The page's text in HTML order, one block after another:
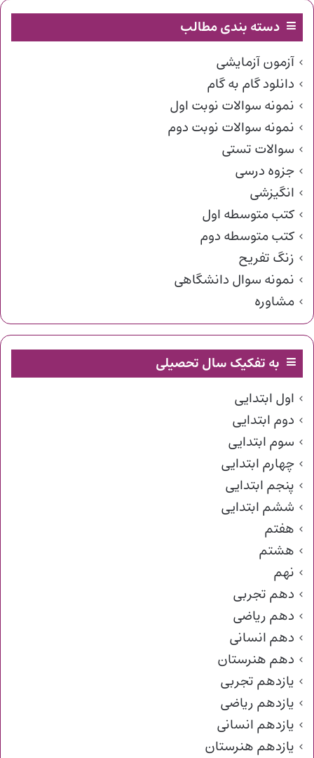
دسته بندی مطالب
آزمون آزمایشی
دانلود گام به گام
نمونه سوالات نوبت اول
نمونه سوالات نوبت دوم
سوالات تستی
جزوه درسی
انگیزشی
کتب متوسطه اول
کتب متوسطه دوم
زنگ تفریح
نمونه سوال دانشگاهی
مشاوره
به تفکیک سال تحصیلی
اول ابتدایی
دوم ابتدایی
سوم ابتدایی
چهارم ابتدایی
پنجم ابتدایی
ششم ابتدایی
هفتم
هشتم
نهم
دهم تجربی
دهم ریاضی
دهم انسانی
دهم هنرستان
یازدهم تجربی
یازدهم ریاضی
یازدهم انسانی
یازدهم هنرستان